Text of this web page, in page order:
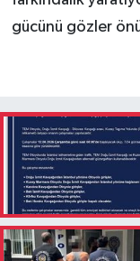
gücünü gözler